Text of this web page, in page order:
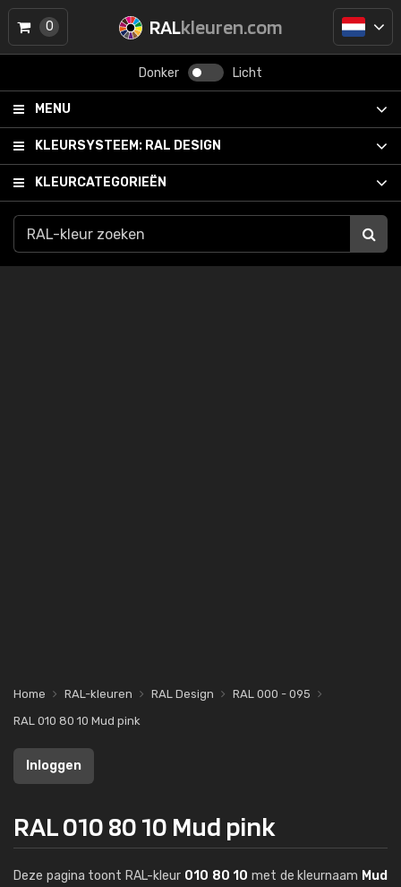
RALkleuren.com
Donker Licht
MENU
KLEURSYSTEEM: RAL DESIGN
KLEURCATEGORIEËN
0
Home RAL-kleuren RAL Design
RAL 000 - 095
RAL 010 80 10 Mud pink
Inloggen
RAL 010 80 10 Mud pink
Deze pagina toont RAL-kleur 010 80 10 met de kleurnaam Mud